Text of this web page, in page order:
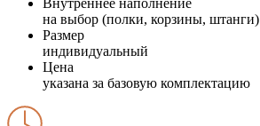
на выбор (полки, корзины, штанги)
Размер
индивидуальный
Цена
указана за базовую комплектацию